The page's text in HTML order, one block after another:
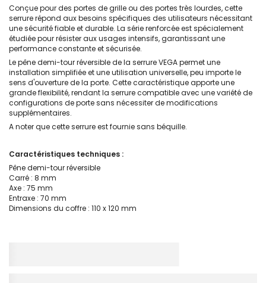
Conçue pour des portes de grille ou des portes très lourdes, cette
serrure répond aux besoins spécifiques des utilisateurs nécessitant
une sécurité fiable et durable. La série renforcée est spécialement
étudiée pour résister aux usages intensifs, garantissant une
performance constante et sécurisée.
Le pêne demi-tour réversible de la serrure VEGA permet une
installation simplifiée et une utilisation universelle, peu importe le
sens d'ouverture de la porte. Cette caractéristique apporte une
grande flexibilité, rendant la serrure compatible avec une variété de
configurations de porte sans nécessiter de modifications
supplémentaires.
A noter que cette serrure est fournie sans béquille.
Caractéristiques techniques :
Pêne demi-tour réversible
Carré : 8 mm
Axe : 75 mm
Entraxe : 70 mm
Dimensions du coffre : 110 x 120 mm